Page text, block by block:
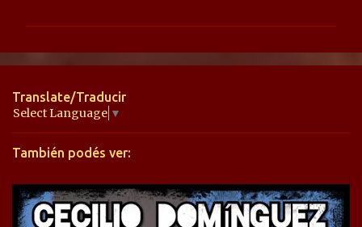
n
a
r
i
s
Translate/Traducir
Select Language ▼
También podés ver: